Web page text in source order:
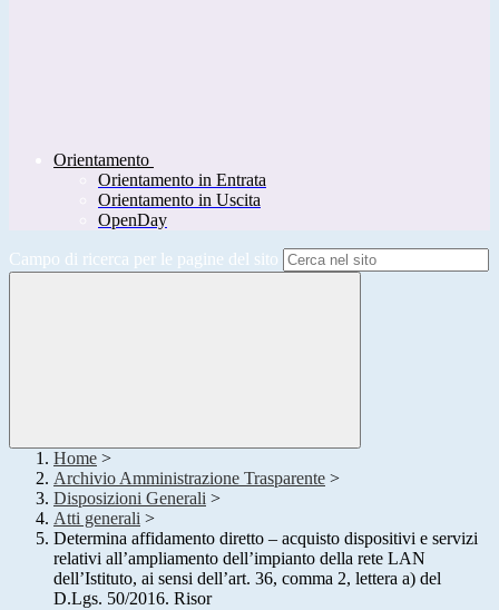
Orientamento
Orientamento in Entrata
Orientamento in Uscita
OpenDay
Campo di ricerca per le pagine del sito
Home >
Archivio Amministrazione Trasparente >
Disposizioni Generali >
Atti generali >
Determina affidamento diretto – acquisto dispositivi e servizi
relativi all’ampliamento dell’impianto della rete LAN
dell’Istituto, ai sensi dell’art. 36, comma 2, lettera a) del
D.Lgs. 50/2016. Risor